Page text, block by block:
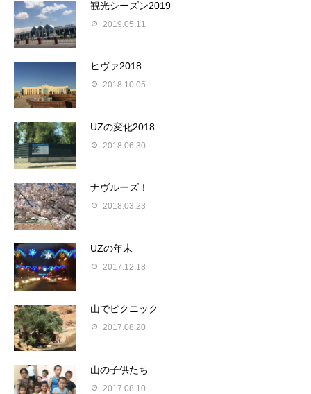
観光シーズン2019
2019.05.11
ヒヴァ2018
2018.10.05
UZの変化2018
2018.06.30
ナヴルーズ！
2018.03.23
UZの年末
2017.12.18
山でピクニック
2017.08.20
山の子供たち
2017.08.10